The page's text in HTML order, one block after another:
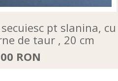
pt slanina, cu
de taur , 20 cm
RON